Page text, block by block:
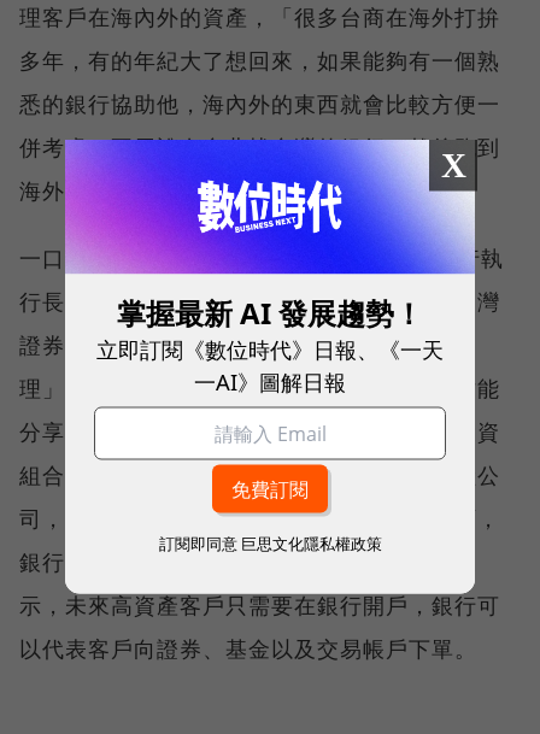
理客戶在海內外的資產，「很多台商在海外打拚
多年，有的年紀大了想回來，如果能夠有一個熟
悉的銀行協助他，海內外的東西就會比較方便一
併考慮，不用說在台北找台灣的銀行，然後跑到
海外要跟另外一個外商銀行來談。」
一口氣申請21項試辦業務，國泰世華私人銀行執
行長暨高資產業務負責人傅伯昇表示，過去台灣
證券業、銀行業、保險業之間採取「分業管
理」，即使作為金控，也只有在共銷架構下才能
分享客戶。從客戶角度出發，要取得完整的投資
組合服務，需要分別洽詢證券商、銀行和保險公
司，手續繁雜又沒效率，「但在這個專區裡面，
銀行可以變成是客戶的單一窗口。」傅伯昇表
示，未來高資產客戶只需要在銀行開戶，銀行可
以代表客戶向證券、基金以及交易帳戶下單。
X
掌握最新 AI 發展趨勢！
立即訂閱《數位時代》日報、《一天
一AI》圖解日報
訂閱即同意 巨思文化隱私權政策